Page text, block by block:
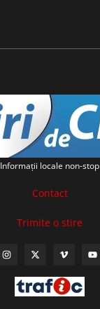
Informaţii locale non-stop
Contact
Trimite o stire